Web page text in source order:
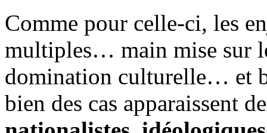
Comme pour celle-ci, les
multiples… main mise sur
domination culturelle… et
bien des cas apparaissent